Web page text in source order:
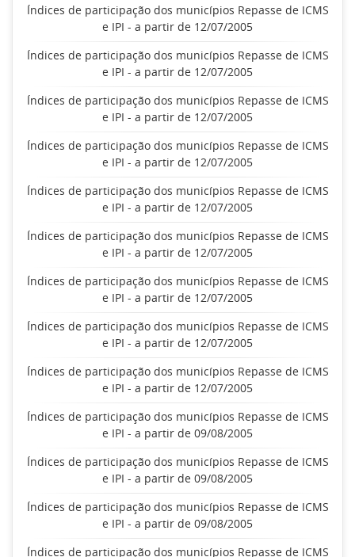
Índices de participação dos municípios Repasse de ICMS
e IPI - a partir de 12/07/2005
Índices de participação dos municípios Repasse de ICMS
e IPI - a partir de 12/07/2005
Índices de participação dos municípios Repasse de ICMS
e IPI - a partir de 12/07/2005
Índices de participação dos municípios Repasse de ICMS
e IPI - a partir de 12/07/2005
Índices de participação dos municípios Repasse de ICMS
e IPI - a partir de 12/07/2005
Índices de participação dos municípios Repasse de ICMS
e IPI - a partir de 12/07/2005
Índices de participação dos municípios Repasse de ICMS
e IPI - a partir de 12/07/2005
Índices de participação dos municípios Repasse de ICMS
e IPI - a partir de 12/07/2005
Índices de participação dos municípios Repasse de ICMS
e IPI - a partir de 12/07/2005
Índices de participação dos municípios Repasse de ICMS
e IPI - a partir de 09/08/2005
Índices de participação dos municípios Repasse de ICMS
e IPI - a partir de 09/08/2005
Índices de participação dos municípios Repasse de ICMS
e IPI - a partir de 09/08/2005
Índices de participação dos municípios Repasse de ICMS